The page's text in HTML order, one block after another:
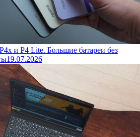
и P4 Lite. Большие батареи без
19.07.2026